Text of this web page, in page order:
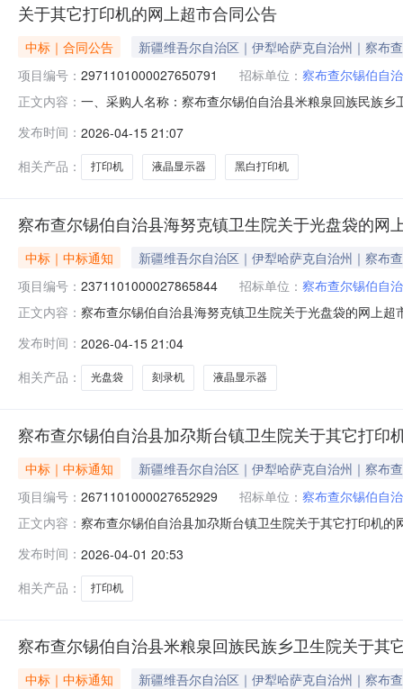
关于其它打印机的网上超市合同公告
中标｜合同公告
新疆维吾尔自治区｜伊犁哈萨克自治州｜察布
项目编号： 2971101000027650791 招标单位： 察布查尔锡伯自
正文内容： 一、采购人名称：察布查尔锡伯自治县米粮泉回族民族
P2206W其它打印机奔图/PantumP2206W台
发布时间： 2026-04-15 21:07
相关产品：
打印机 液晶显示器 黑白打印机
察布查尔锡伯自治县海努克镇卫生院关于光盘袋的网
中标｜中标通知
新疆维吾尔自治区｜伊犁哈萨克自治州｜察布
项目编号： 2371101000027865844 招标单位： 察布查尔锡伯自
正文内容： 察布查尔锡伯自治县海努克镇卫生院关于光盘袋的网上
项目所在行政区划编码:654022项目所在行政区划名称:
发布时间： 2026-04-15 21:04
相关产品：
光盘袋 刻录机 液晶显示器
察布查尔锡伯自治县加尕斯台镇卫生院关于其它打印
中标｜中标通知
新疆维吾尔自治区｜伊犁哈萨克自治州｜察布
项目编号： 2671101000027652929 招标单位： 察布查尔锡伯自
正文内容： 察布查尔锡伯自治县加尕斯台镇卫生院关于其它打印机
划文号:采购计划金额（元）:项目所在行政区划编码
发布时间： 2026-04-01 20:53
相关产品：
打印机
察布查尔锡伯自治县米粮泉回族民族乡卫生院关于其
中标｜中标通知
新疆维吾尔自治区｜伊犁哈萨克自治州｜察布